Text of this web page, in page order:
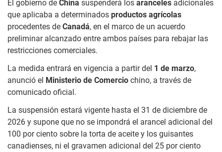
El gobierno de China suspenderá los aranceles adicionales
que aplicaba a determinados productos agrícolas
procedentes de Canadá, en el marco de un acuerdo
preliminar alcanzado entre ambos países para rebajar las
restricciones comerciales.
La medida entrará en vigencia a partir del 1 de marzo,
anunció el Ministerio de Comercio chino, a través de
comunicado oficial.
La suspensión estará vigente hasta el 31 de diciembre de
2026 y supone que no se impondrá el arancel adicional del
100 por ciento sobre la torta de aceite y los guisantes
canadienses, ni el gravamen adicional del 25 por ciento